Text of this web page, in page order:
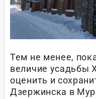
Тем не менее,
величие усадьбы
оценить и
Дзержинска в